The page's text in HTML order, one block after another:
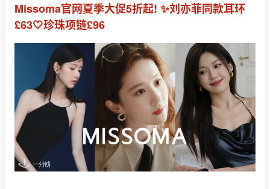
Missoma官网夏季大促5折起! ✨刘亦菲同款耳环
£63🤍珍珠项链£96